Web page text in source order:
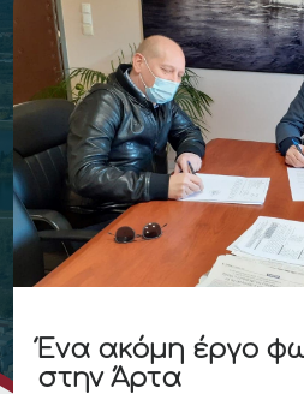
Ένα ακόμη έργο
στην Άρτα